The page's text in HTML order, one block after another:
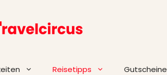
Reisetipps Gutscheine